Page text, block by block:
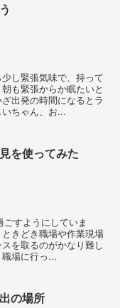
し緊張気味で、持って
も緊張からか眠たいと
出発の時間になるとラ
ちゃん、お...
を使ってみた
すようにしていま
きどき職場や作業現場
を取るのがかなり難し
場に行っ...
の場所